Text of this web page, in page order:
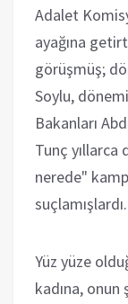
Adalet
ayağına
görüşmüş;
Soylu,
Bakanları
Tunç yıllarca
nerede"
suçlamışlardı.
Yüz yüze
kadına, onun